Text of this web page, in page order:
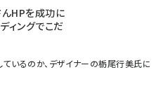
HPを成功に
ィングでこだ
いるのか、デザイナーの栃尾行美氏に